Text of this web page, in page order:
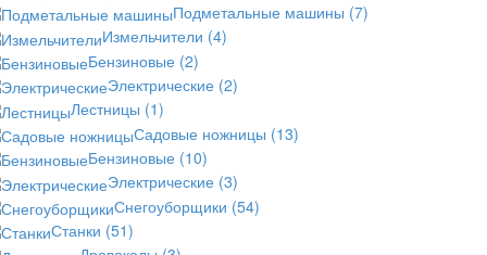
Подметальные машины (7)
Измельчители (4)
Бензиновые (2)
Электрические (2)
Лестницы (1)
Садовые ножницы (13)
Бензиновые (10)
Электрические (3)
Снегоуборщики (54)
Станки (51)